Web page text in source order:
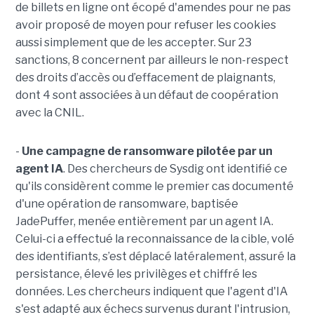
de billets en ligne ont écopé d'amendes pour ne pas
avoir proposé de moyen pour refuser les cookies
aussi simplement que de les accepter. Sur 23
sanctions, 8 concernent par ailleurs le non-respect
des droits d’accès ou d’effacement de plaignants,
dont 4 sont associées à un défaut de coopération
avec la CNIL.
- Une campagne de ransomware pilotée par un
agent IA. Des chercheurs de Sysdig ont identifié ce
qu'ils considèrent comme le premier cas documenté
d'une opération de ransomware, baptisée
JadePuffer, menée entièrement par un agent IA.
Celui-ci a effectué la reconnaissance de la cible, volé
des identifiants, s’est déplacé latéralement, assuré la
persistance, élevé les privilèges et chiffré les
données. Les chercheurs indiquent que l'agent d'IA
s'est adapté aux échecs survenus durant l'intrusion,